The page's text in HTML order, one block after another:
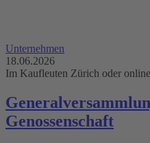
Unternehmen
18.06.2026
Im Kaufleuten Zürich oder online
Genossenschaft